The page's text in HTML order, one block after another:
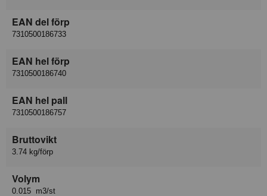
EAN del förp
7310500186733
EAN hel förp
7310500186740
EAN hel pall
7310500186757
Bruttovikt
3.74 kg/förp
Volym
0.015 m3/st